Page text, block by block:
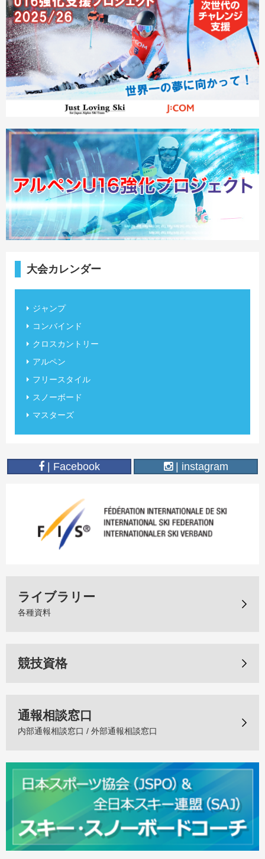
大会カレンダー
ジャンプ
コンバインド
クロスカントリー
アルペン
フリースタイル
スノーボード
マスターズ
| Facebook | instagram
ライブラリー
各種資料
競技資格
通報相談窓口
内部通報相談窓口 / 外部通報相談窓口